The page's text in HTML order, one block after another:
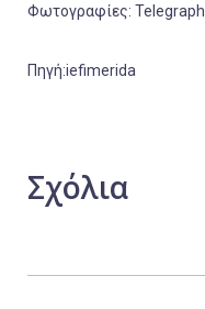
Φωτογραφίες: Telegraph
Πηγή:iefimerida
Σχόλια